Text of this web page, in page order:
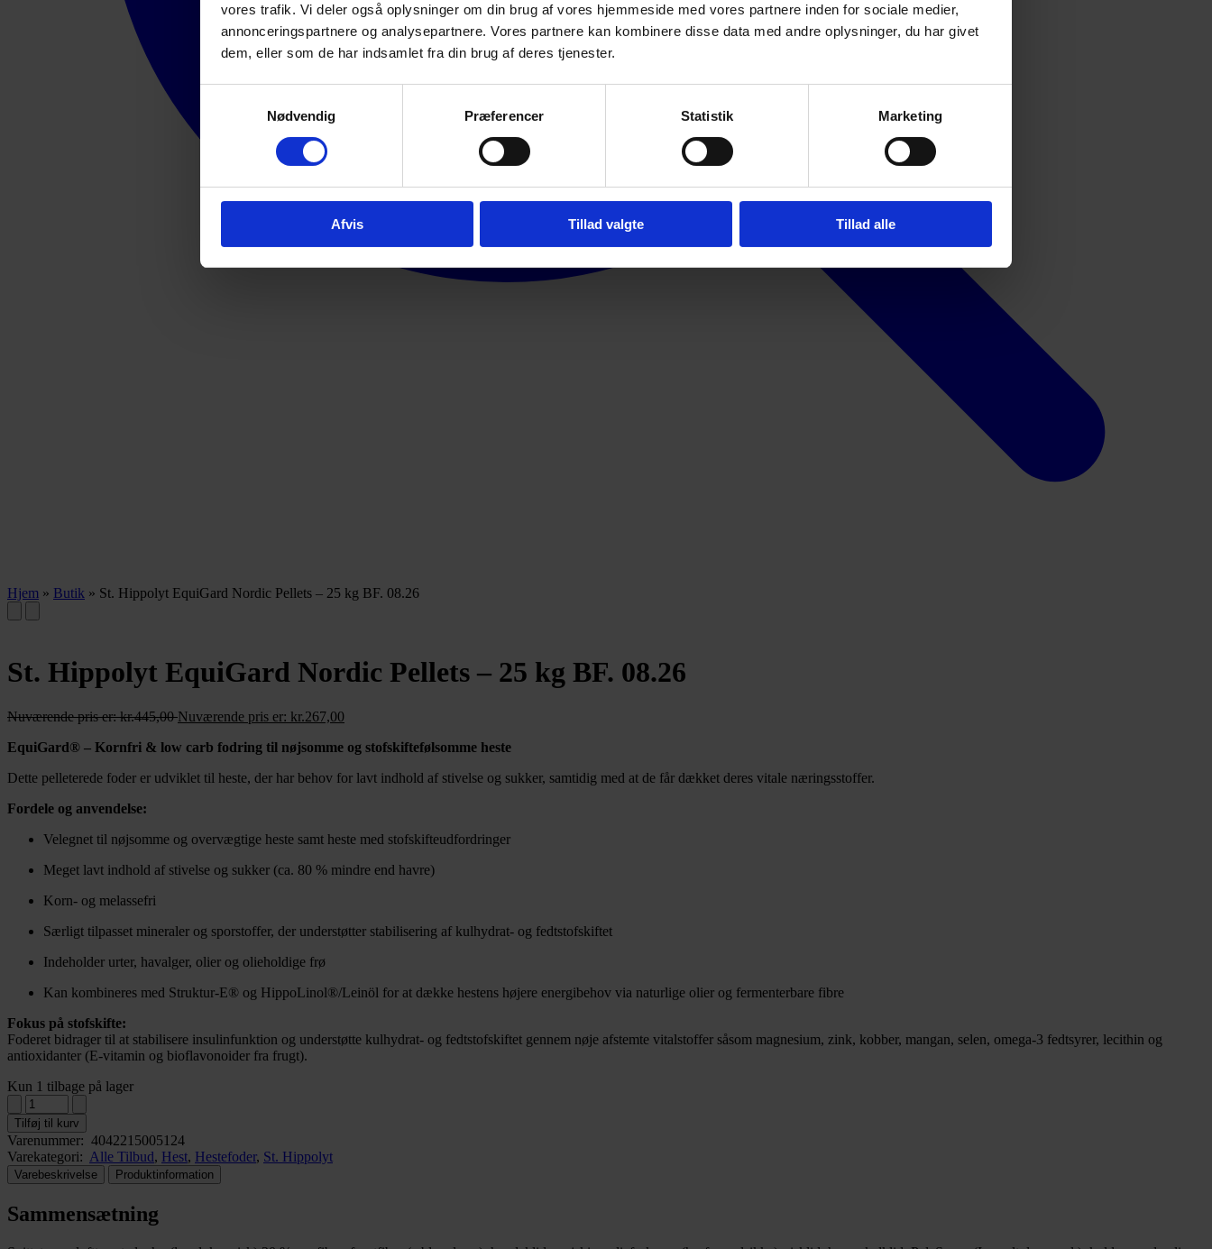
vores trafik. Vi deler også oplysninger om din brug af vores hjemmeside med vores partnere inden for sociale medier,
annonceringspartnere og analysepartnere. Vores partnere kan kombinere disse data med andre oplysninger, du har givet
dem, eller som de har indsamlet fra din brug af deres tjenester.
Nødvendig
Præferencer Statistik Marketing
Afvis Tillad valgte Tillad alle
Hjem » Butik » St. Hippolyt EquiGard Nordic Pellets – 25 kg BF. 08.26
St. Hippolyt EquiGard Nordic Pellets – 25 kg BF. 08.26
Nuværende pris er: kr.445,00 Nuværende pris er: kr.267,00
EquiGard® – Kornfri & low carb fodring til nøjsomme og stofskiftefølsomme heste
Dette pelleterede foder er udviklet til heste, der har behov for lavt indhold af stivelse og sukker, samtidig med at de får dækket deres vitale næringsstoffer.
Fordele og anvendelse:
Velegnet til nøjsomme og overvægtige heste samt heste med stofskifteudfordringer
Meget lavt indhold af stivelse og sukker (ca. 80 % mindre end havre)
Korn- og melassefri
Særligt tilpasset mineraler og sporstoffer, der understøtter stabilisering af kulhydrat- og fedtstofskiftet
Indeholder urter, havalger, olier og olieholdige frø
Kan kombineres med Struktur-E® og HippoLinol®/Leinöl for at dække hestens højere energibehov via naturlige olier og fermenterbare fibre
Fokus på stofskifte:
Foderet bidrager til at stabilisere insulinfunktion og understøtte kulhydrat- og fedtstofskiftet gennem nøje afstemte vitalstoffer såsom magnesium, zink, kobber, mangan, selen, omega-3 fedtsyrer, lecithin og
antioxidanter (E-vitamin og bioflavonoider fra frugt).
Kun 1 tilbage på lager
Tilføj til kurv
Varenummer: 4042215005124
Varekategori: Alle Tilbud, Hest, Hestefoder, St. Hippolyt
Varebeskrivelse Produktinformation
Sammensætning